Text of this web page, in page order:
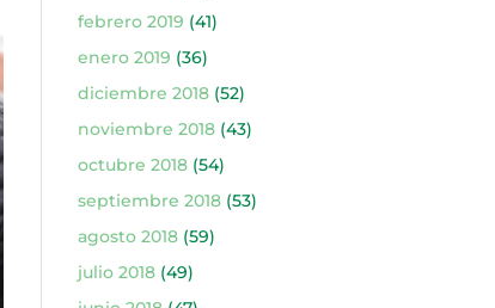
febrero 2019 (41)
enero 2019 (36)
diciembre 2018(52)
noviembre 2018(43)
octubre 2018(54)
septiembre 2018(53)
agosto 2018(59)
julio 2018(49)